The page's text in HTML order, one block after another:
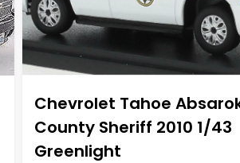
Chevrolet Tahoe
County Sheriff 2010 1/43
Greenlight